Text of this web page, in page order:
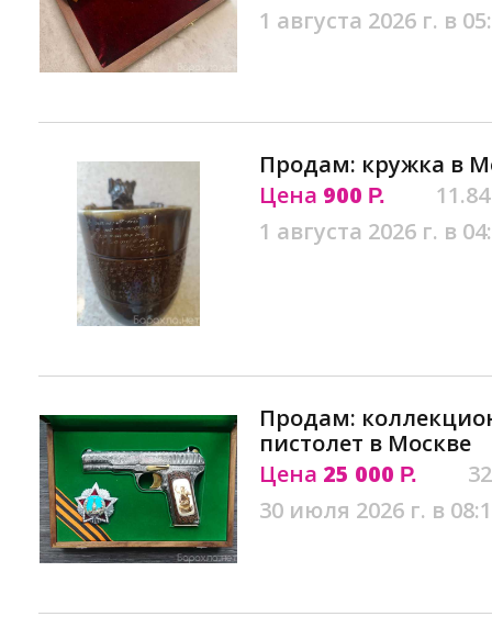
1 августа 2026 г. в
Продам: кружка в
Цена 900 Р.
1 августа 2026 г. в
Продам:
пистолет в Москве
Цена 25 000 Р.
30 июля 2026 г. в